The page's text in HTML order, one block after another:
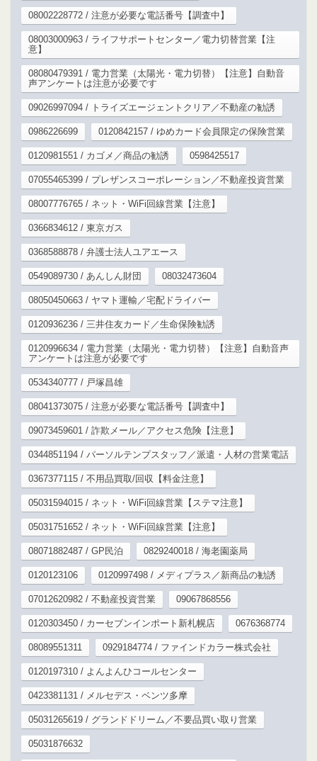
08002228772 / 注意が必要な電話番号【調査中】
08003000963 / ライフサポートセンター／電力切替営業【注
意】
08080479391 / 電力営業（太陽光・電力切替）【注意】自動音
声アンケートは注意が必要です
09026997094 / トライズエージェントクリア／不動産の勧誘
0986226699 0120842157 / ゆめカード会員限定の保険営業
0120981551 / カゴメ／商品の勧誘 0598425517
07055465399 / プレザンスコーポレーション／不動産投資営業
08007776765 / ネット・WiFi回線営業【注意】
0366834612 / 東京ガス
0368588878 / 弁護士法人ユアエース
0549089730 / あんしん財団 08032473604
08050450663 / ヤマト運輸／宅配ドライバー
0120936236 / 三井住友カード／生命保険勧誘
0120996634 / 電力営業（太陽光・電力切替）【注意】自動音声
アンケートは注意が必要です
0534340777 / 戸塚昌雄
08041373075 / 注意が必要な電話番号【調査中】
09073459601 / 詐欺メール／アクセス危険【注意】
0344851194 / パーソルテンプスタッフ／派遣・人材の営業電話
0367377115 / 不用品買取/回収【料金注意】
05031594015 / ネット・WiFi回線営業【ステマ注意】
05031751652 / ネット・WiFi回線営業【注意】
08071882487 / GP民泊 0829240018 / 海老園薬局
0120123106 0120997498 / メディプラス／新商品の勧誘
07012620982 / 不動産投資営業 09067868556
0120303450 / カーセブンインポート新札幌店 0676368774
08089551311 0929184774 / ファインドカラー株式会社
0120197310 / よんよんひコールセンター
0423381131 / メルセデス・ベンツ多摩
05031265619 / グランドドリーム／不要品買い取り営業
05031876632